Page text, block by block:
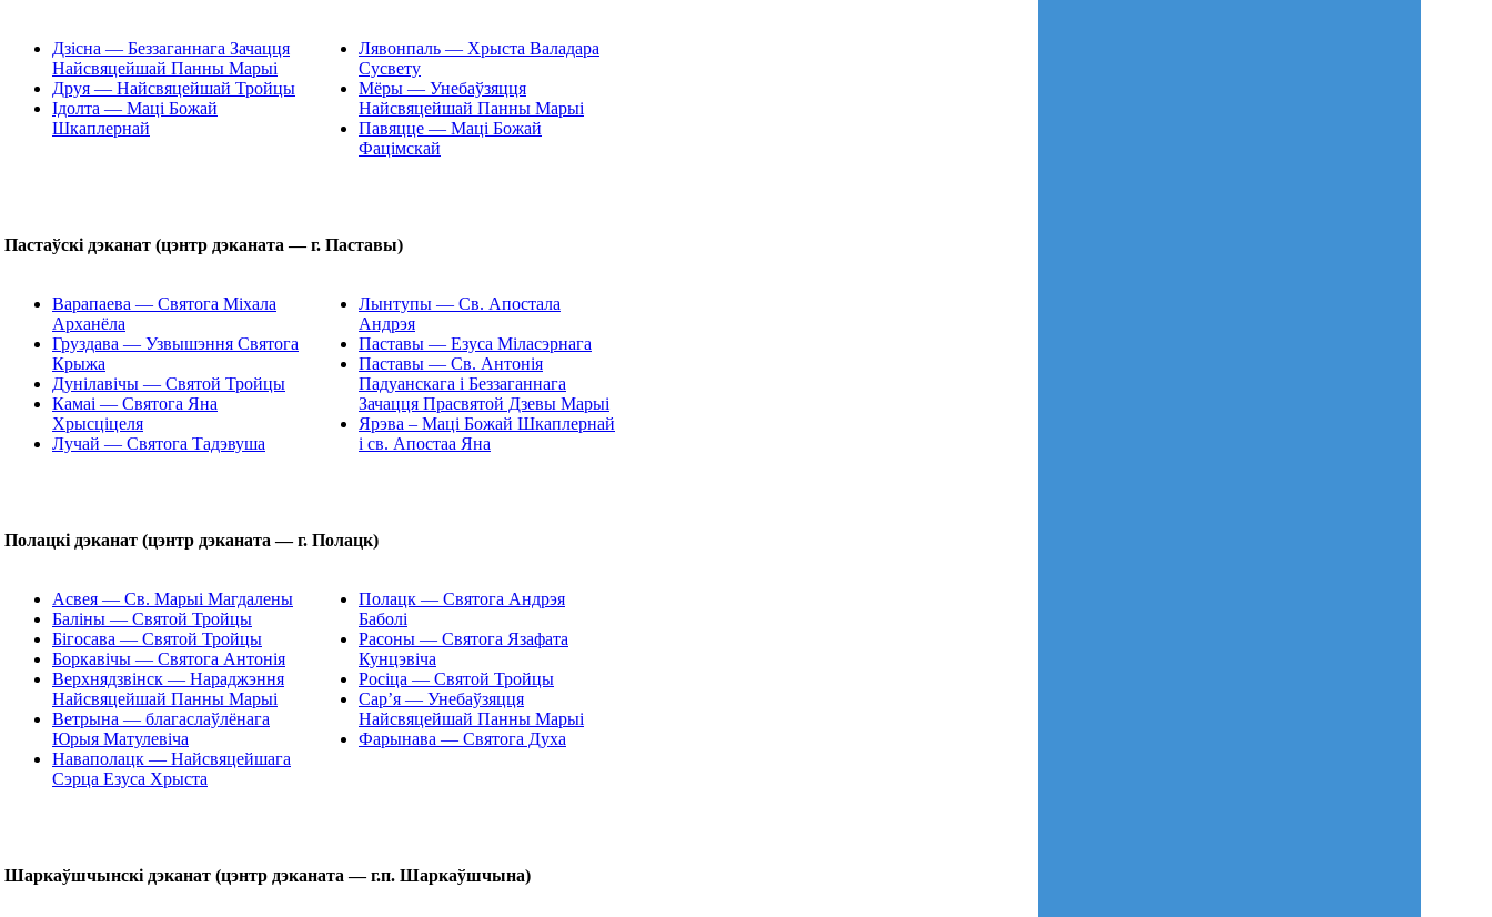
Дзісна — Беззаганнага Зачацця
Найсвяцейшай Панны Марыі
Друя — Найсвяцейшай Тройцы
Ідолта — Маці Божай
Шкаплернай
Лявонпаль — Хрыста Валадара
Сусвету
Мёры — Унебаўзяцця
Найсвяцейшай Панны Марыі
Павяцце — Маці Божай
Фацімскай
Пастаўскі дэканат (цэнтр дэканата — г. Паставы)
Варапаева — Святога Міхала
Арханёла
Груздава — Узвышэння Святога
Крыжа
Дунілавічы — Святой Тройцы
Камаі — Святога Яна
Хрысціцеля
Лучай — Святога Тадэвуша
Лынтупы — Св. Апостала
Андрэя
Паставы — Езуса Міласэрнага
Паставы — Св. Антонія
Падуанскага і Беззаганнага
Зачацця Прасвятой Дзевы Марыі
Ярэва – Маці Божай Шкаплернай
i св. Апостаа Яна
Полацкі дэканат (цэнтр дэканата — г. Полацк)
Асвея — Св. Марыі Магдалены
Баліны — Святой Тройцы
Бігосава — Святой Тройцы
Боркавічы — Святога Антонія
Верхнядзвінск — Нараджэння
Найсвяцейшай Панны Марыі
Ветрына — благаслаўлёнага
Юрыя Матулевіча
Наваполацк — Найсвяцейшага
Сэрца Езуса Хрыста
Полацк — Святога Андрэя
Баболі
Расоны — Святога Язафата
Кунцэвіча
Росіца — Святой Тройцы
Сар’я — Унебаўзяцця
Найсвяцейшай Панны Марыі
Фарынава — Святога Духа
Шаркаўшчынскі дэканат (цэнтр дэканата — г.п. Шаркаўшчына)